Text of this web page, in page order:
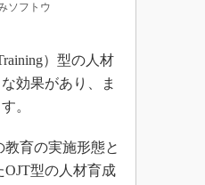
ソフトウ
）型の人材
効果があり、ま
。
育の実施形態と
型の人材育成